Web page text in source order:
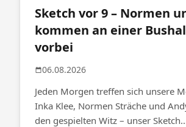
Sketch vor 9 – Normen
kommen an einer
vorbei
06.08.2026
Jeden Morgen treffen sich unsere
Inka Klee, Normen Sträche und
den gespielten Witz – unser